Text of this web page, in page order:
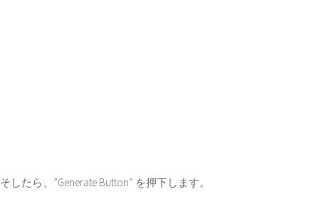
そしたら、”Generate Button” を押下します。